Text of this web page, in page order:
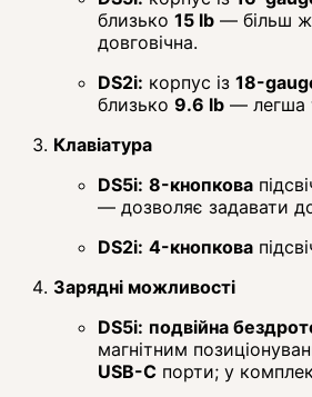
близько 15 lb — більш
довговічна.
DS2i: корпус із 18-
близько 9.6 lb — легша
Клавіатура
DS5i: 8-кнопкова
— дозволяє задавати
DS2i: 4-кнопкова
Зарядні можливості
DS5i: подвійна
магнітним
USB-C порти; у